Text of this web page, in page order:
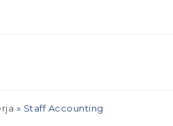
» Staff Accounting